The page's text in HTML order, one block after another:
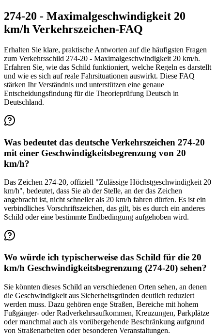
274-20 - Maximalgeschwindigkeit 20
km/h Verkehrszeichen-FAQ
Erhalten Sie klare, praktische Antworten auf die häufigsten Fragen
zum Verkehrsschild 274-20 - Maximalgeschwindigkeit 20 km/h.
Erfahren Sie, wie das Schild funktioniert, welche Regeln es darstellt
und wie es sich auf reale Fahrsituationen auswirkt. Diese FAQ
stärken Ihr Verständnis und unterstützen eine genaue
Entscheidungsfindung für die Theorieprüfung Deutsch in
Deutschland.
Was bedeutet das deutsche Verkehrszeichen 274-20
mit einer Geschwindigkeitsbegrenzung von 20
km/h?
Das Zeichen 274-20, offiziell "Zulässige Höchstgeschwindigkeit 20
km/h", bedeutet, dass Sie ab der Stelle, an der das Zeichen
angebracht ist, nicht schneller als 20 km/h fahren dürfen. Es ist ein
verbindliches Vorschriftszeichen, das gilt, bis es durch ein anderes
Schild oder eine bestimmte Endbedingung aufgehoben wird.
Wo würde ich typischerweise das Schild für die 20
km/h Geschwindigkeitsbegrenzung (274-20) sehen?
Sie könnten dieses Schild an verschiedenen Orten sehen, an denen
die Geschwindigkeit aus Sicherheitsgründen deutlich reduziert
werden muss. Dazu gehören enge Straßen, Bereiche mit hohem
Fußgänger- oder Radverkehrsaufkommen, Kreuzungen, Parkplätze
oder manchmal auch als vorübergehende Beschränkung aufgrund
von Straßenarbeiten oder besonderen Veranstaltungen.